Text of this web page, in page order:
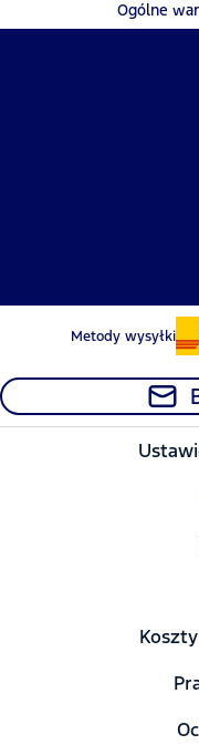
Ogólne
Metody wysyłki